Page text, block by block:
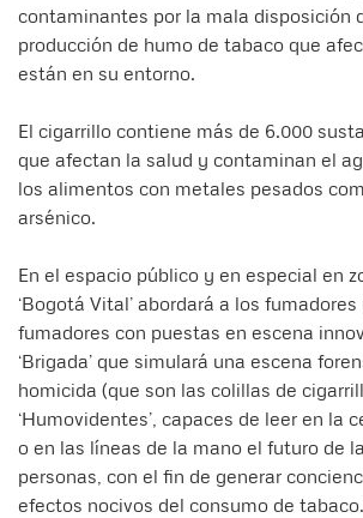
contaminantes por la mala disposición
producción de humo de tabaco que
están en su entorno.
El cigarrillo contiene más de 6.000
que afectan la salud y contaminan el
los alimentos con metales pesados
arsénico.
En el espacio público y en especial en
‘Bogotá Vital’ abordará a los
fumadores con puestas en escena
‘Brigada’ que simulará una escena
homicida (que son las colillas de
‘Humovidentes’, capaces de leer en la
o en las líneas de la mano el futuro de
personas, con el fin de generar
efectos nocivos del consumo de tabaco.